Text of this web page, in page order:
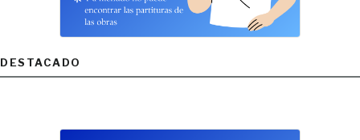
DESTACADO